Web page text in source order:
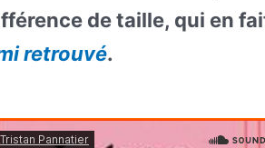
de taille, qui en
retrouvé.